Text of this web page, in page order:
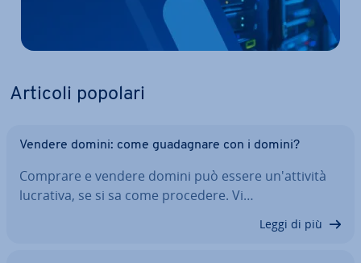
Articoli popolari
Vendere domini: come gua­da­gna­re con i domini?
Comprare e vendere domini può essere un'at­ti­vi­tà
lucrativa, se si sa come procedere. Vi…
Leggi di più